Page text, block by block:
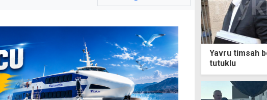
Yavru timsah
tutuklu